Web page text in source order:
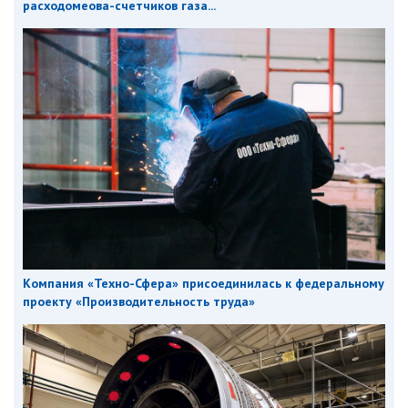
расходомеова-счетчиков газа...
Компания «Техно-Сфера» присоединилась к федеральному
проекту «Производительность труда»